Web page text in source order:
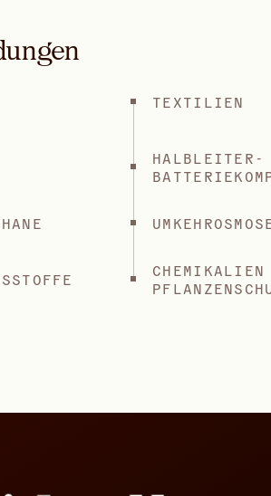
TEXTILIEN
HALBLEITER-
CHEMIKALIEN